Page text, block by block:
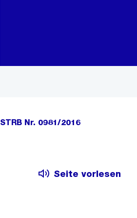
STRB Nr. 0981/2016
Seite vorlesen